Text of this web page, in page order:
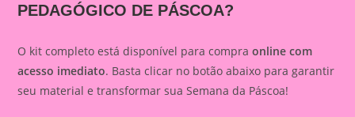
PEDAGÓGICO DE PÁSCOA?
O kit completo está disponível para compraonline com
acesso imediato. Basta clicar no botão abaixo para garantir
seu material e transformar sua Semana da Páscoa!